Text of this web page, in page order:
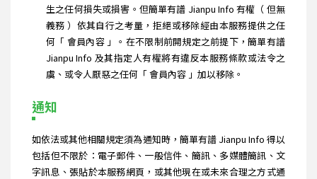
生之任何損失或損害。但簡單有譜 Jianpu Info 有權（ 但無
義務 ）依其自行之考量，拒絕或移除經由本服務提供之任
何「 會員內容 」。在不限制前開規定之前提下，簡單有譜
Jianpu Info 及其指定人有權將有違反本服務條款或法令之
虞、或令人厭惡之任何「 會員內容 」加以移除。
通知
如依法或其他相關規定須為通知時，簡單有譜 Jianpu Info 得以
包括但不限於：電子郵件、一般信件、簡訊、多媒體簡訊、文
字訊息、張貼於本服務網頁，或其他現在或未來合理之方式通